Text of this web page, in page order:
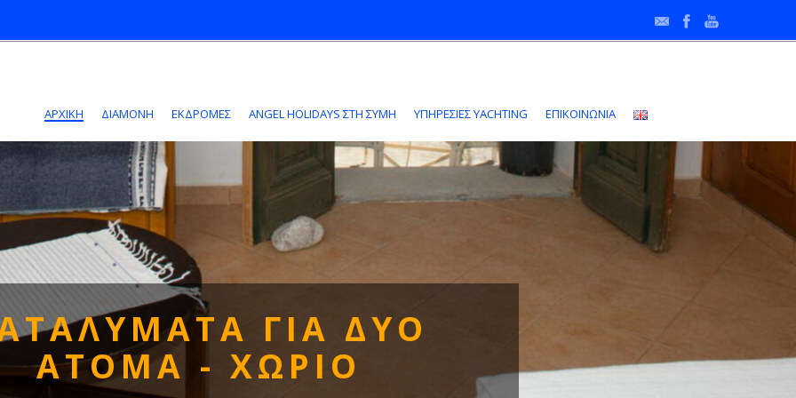
ΑΡΧΙΚΗ ΔΙΑΜΟΝΗ ΕΚΔΡΟΜΕΣ ANGEL HOLIDAYS ΣΤΗ ΣΎΜΗ ΥΠΗΡΕΣΙΕΣ YACHTING ΕΠΙΚΟΙΝΩΝΙΑ
ΓΙΑ ΔΥΟ
ΑΤΟΜΑ - ΧΩΡΙΟ